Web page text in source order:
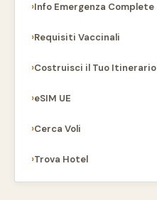
Info Emergenza Complete
Requisiti Vaccinali
Costruisci il Tuo Itinerario
eSIM UE
Cerca Voli
Trova Hotel